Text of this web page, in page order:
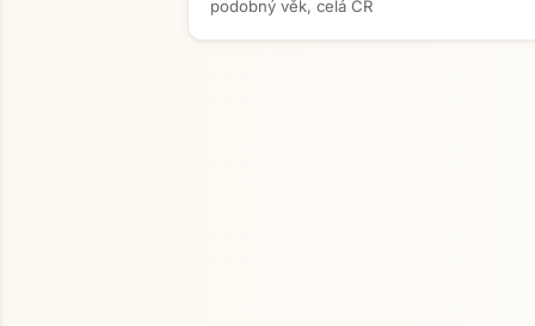
podobný věk, celá ČR